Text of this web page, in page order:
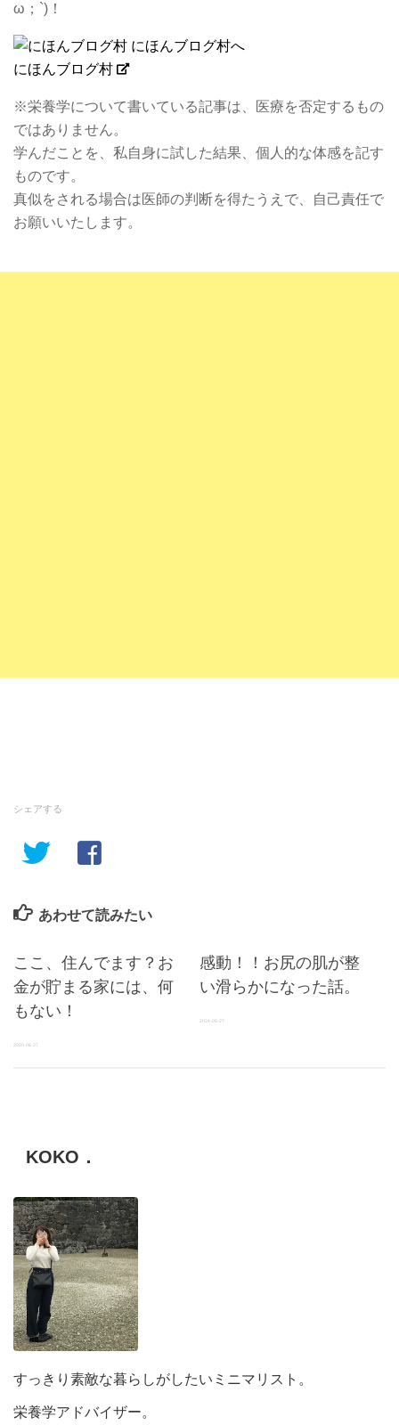
ω；`)！
にほんブログ村
※栄養学について書いている記事は、医療を否定するもの
ではありません。
学んだことを、私自身に試した結果、個人的な体感を記す
ものです。
真似をされる場合は医師の判断を得たうえで、自己責任で
お願いいたします。
シェアする
あわせて読みたい
ここ、住んでます？お
金が貯まる家には、何
もない！
2020-06-27
感動！！お尻の肌が整
い滑らかになった話。
2024-05-27
KOKO．
すっきり素敵な暮らしがしたいミニマリスト。
栄養学アドバイザー。